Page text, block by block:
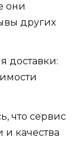
они
других
доставки:
что сервис
и качества